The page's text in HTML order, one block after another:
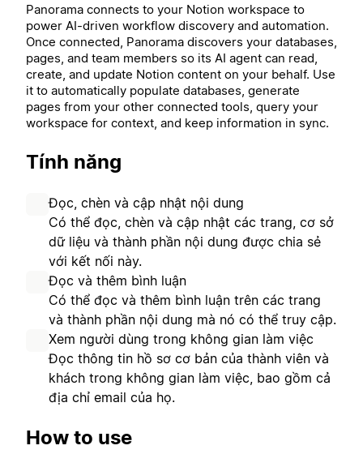
Panorama connects to your Notion workspace to
power AI-driven workflow discovery and automation.
Once connected, Panorama discovers your databases,
pages, and team members so its AI agent can read,
create, and update Notion content on your behalf. Use
it to automatically populate databases, generate
pages from your other connected tools, query your
workspace for context, and keep information in sync.
Tính năng
Đọc, chèn và cập nhật nội dung
Có thể đọc, chèn và cập nhật các trang, cơ sở
dữ liệu và thành phần nội dung được chia sẻ
với kết nối này.
Đọc và thêm bình luận
Có thể đọc và thêm bình luận trên các trang
và thành phần nội dung mà nó có thể truy cập.
Xem người dùng trong không gian làm việc
Đọc thông tin hồ sơ cơ bản của thành viên và
khách trong không gian làm việc, bao gồm cả
địa chỉ email của họ.
How to use